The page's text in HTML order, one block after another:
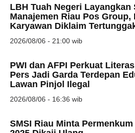
LBH Tuah Negeri Layangkan
Manajemen Riau Pos Group,
Karyawan Diklaim
2026/08/06 - 21:00 wib
PWI dan AFPI Perkuat
Pers Jadi Garda Terdepan
Lawan Pinjol Ilegal
2026/08/06 - 16:36 wib
SMSI Riau Minta